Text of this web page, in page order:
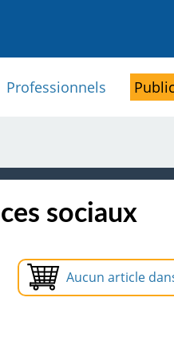
Professionnels
sociaux
Aucun article